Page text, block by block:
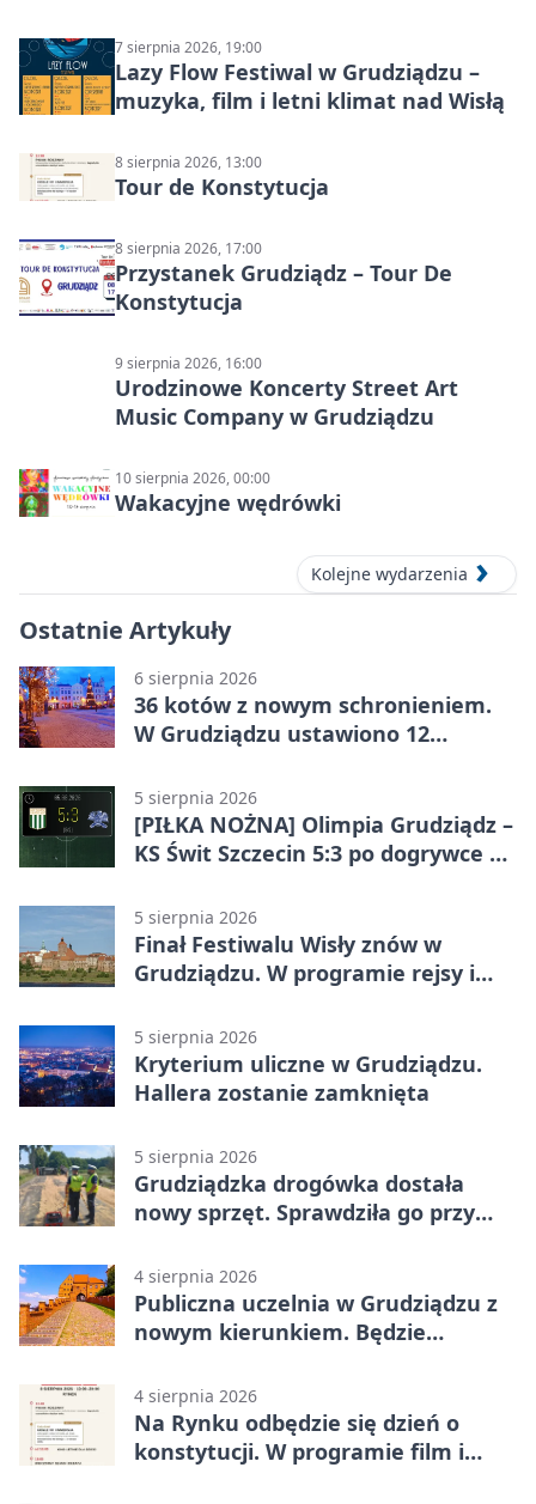
7 sierpnia 2026, 19:00
Lazy Flow Festiwal w Grudziądzu –
muzyka, film i letni klimat nad Wisłą
8 sierpnia 2026, 13:00
Tour de Konstytucja
8 sierpnia 2026, 17:00
Przystanek Grudziądz – Tour De
Konstytucja
9 sierpnia 2026, 16:00
Urodzinowe Koncerty Street Art
Music Company w Grudziądzu
10 sierpnia 2026, 00:00
Wakacyjne wędrówki
Kolejne wydarzenia
Ostatnie Artykuły
6 sierpnia 2026
36 kotów z nowym schronieniem.
W Grudziądzu ustawiono 12
5 sierpnia 2026
[PIŁKA NOŻNA] Olimpia Grudziądz –
KS Świt Szczecin 5:3 po dogrywce w
odwrócili losy meczu
5 sierpnia 2026
Finał Festiwalu Wisły znów w
Grudziądzu. W programie rejsy i
5 sierpnia 2026
Kryterium uliczne w Grudziądzu.
Hallera zostanie zamknięta
5 sierpnia 2026
Grudziądzka drogówka dostała
nowy sprzęt. Sprawdziła go przy
4 sierpnia 2026
Publiczna uczelnia w Grudziądzu z
nowym kierunkiem. Będzie
4 sierpnia 2026
Na Rynku odbędzie się dzień o
konstytucji. W programie film i